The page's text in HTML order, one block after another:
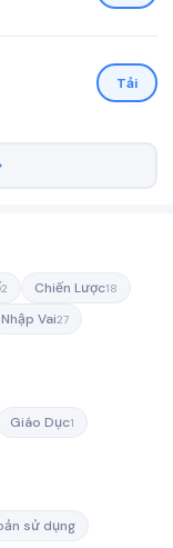
Tải
2 Chiến Lược18
Nhập Vai27
Giáo Dục1
sử dụng